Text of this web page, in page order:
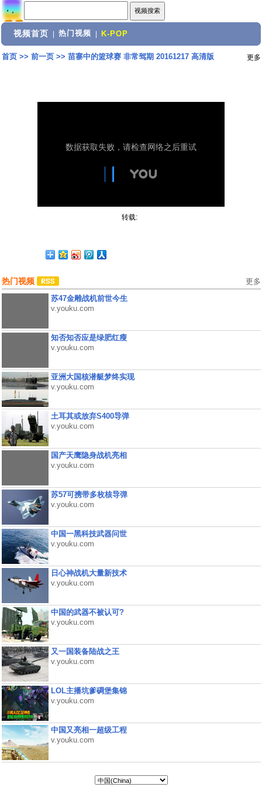
视频首页 热门视频 K-POP
首页>> 前一页>> 苗寨中的篮球赛 非常驾期 20161217 高清版 更多
转载:
热门视频 更多
苏47金雕战机前世今生
v.youku.com
知否知否应是绿肥红瘦
v.youku.com
亚洲大国核潜艇梦终实现
v.youku.com
土耳其或放弃S400导弹
v.youku.com
国产天鹰隐身战机亮相
v.youku.com
苏57可携带多枚核导弹
v.youku.com
中国一黑科技武器问世
v.youku.com
日心神战机大量新技术
v.youku.com
中国的武器不被认可?
v.youku.com
又一国装备陆战之王
v.youku.com
LOL主播坑爹碉堡集锦
v.youku.com
中国又亮相一超级工程
v.youku.com